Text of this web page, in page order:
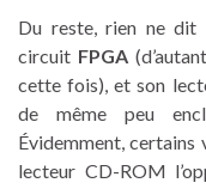
Du reste, rien ne dit
circuit FPGA
cette fois), et son
de même peu
Évidemment, certains
lecteur CD-ROM